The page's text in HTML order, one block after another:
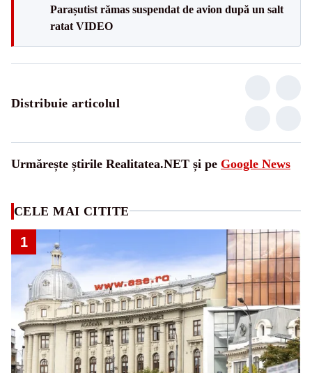
Parașutist rămas suspendat de avion după un salt
ratat VIDEO
Distribuie articolul
Urmărește știrile Realitatea.NET și pe Google News
CELE MAI CITITE
1